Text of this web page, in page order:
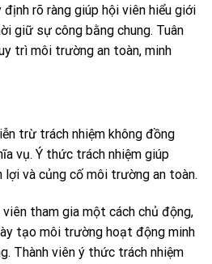
rõ ràng giúp hội viên hiểu giới
giữ sự công bằng chung. Tuân
trì môi trường an toàn, minh
trừ trách nhiệm không đồng
vụ. Ý thức trách nhiệm giúp
lợi và củng cố môi trường an toàn.
tham gia một cách chủ động,
tạo môi trường hoạt động minh
Thành viên ý thức trách nhiệm